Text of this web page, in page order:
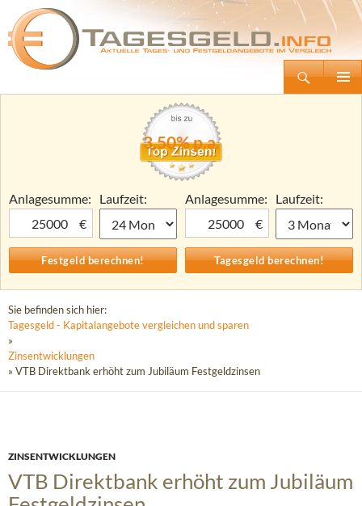
Tagesgeld.info – Tagesgeldkonten vergleichen und Tagesgeld-Zinsen berechnen
Zum
3,50% p.a.
Anlagesumme:
€
Laufzeit:
Anlagesumme:
€
Laufzeit:
Sie befinden sich hier:
Tagesgeld - Kapitalangebote vergleichen und sparen
»
Zinsentwicklungen
» VTB Direktbank erhöht zum Jubiläum Festgeldzinsen
ZINSENTWICKLUNGEN
VTB Direktbank erhöht zum Jubiläum